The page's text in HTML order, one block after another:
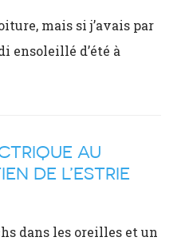
mais si j’avais par
ensoleillé d’été à
AU
DE L’ESTRIE
dans les oreilles et un